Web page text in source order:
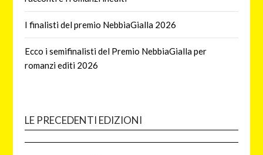
I finalisti del premio NebbiaGialla 2026
Ecco i semifinalisti del Premio NebbiaGialla per
romanzi editi 2026
LE PRECEDENTI EDIZIONI